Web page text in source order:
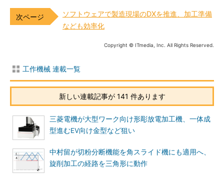
ソフトウェアで製造現場のDXを推進、加工準備
なども効率化
Copyright © ITmedia, Inc. All Rights Reserved.
工作機械 連載一覧
新しい連載記事が 141 件あります
三菱電機が大型ワーク向け形彫放電加工機、一体成
型進むEV向け金型など狙い
中村留が切粉分断機能を角スライド機にも適用へ、
旋削加工の経路を三角形に動作